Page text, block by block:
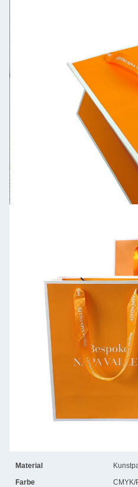
Material
Farbe
CMYK/